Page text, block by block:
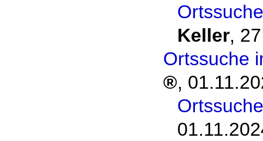
Keller,
Ortssuche
,